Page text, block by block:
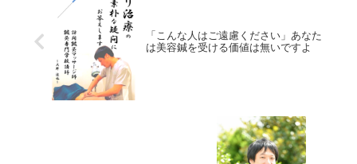
「こんな人はご遠慮ください」あなた
は美容鍼を受ける価値は無いですよ